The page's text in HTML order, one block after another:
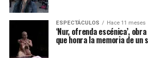
ESPECTÁCULOS Hace 11 meses
‘Nur, ofrenda escénica’,
que honra la memoria de un